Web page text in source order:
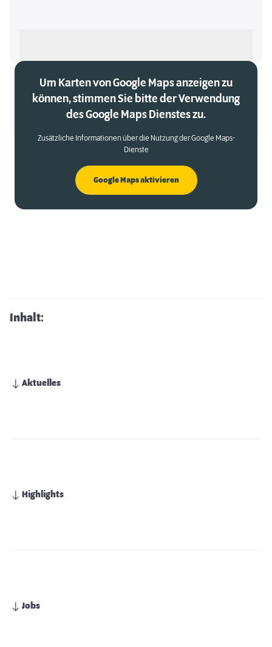
Um Karten von Google Maps anzeigen zu
können, stimmen Sie bitte der Verwendung
des Google Maps Dienstes zu.
Zusätzliche Informationen über die Nutzung der Google Maps-
Dienste
Google Maps aktivieren
Inhalt:
Aktuelles
Highlights
Jobs